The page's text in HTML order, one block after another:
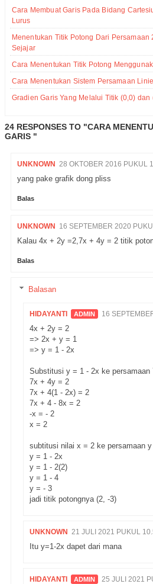
Cara Membuat Garis Pada Bidang
Lurus
Menentukan Titik Potong Dari Persamaan
Sejajar
Cara Menentukan Titik Potong
Cara Menentukan Sistem Persamaan
Gradien Garis Yang Melalui Titik (0,0) dan
24 RESPONSES TO "CARA
GARIS "
UNKNOWN 28 OKTOBER 2016 PUKUL
yang pake grafik dong pliss
Balas
UNKNOWN 16 SEPTEMBER 2020
Kalau 4x + 2y =2,7x + 4y = 2 titik
Balas
Balasan
HIDAYANTI 16
4x + 2y = 2
=> 2x + y = 1
=> y = 1 - 2x
Substitusi y = 1 - 2x ke
7x + 4y = 2
7x + 4(1 - 2x) = 2
7x + 4 - 8x = 2
-x = - 2
x = 2
subtitusi nilai x = 2 ke persamaan
y = 1 - 2x
y = 1 - 2(2)
y = 1 - 4
y = - 3
jadi titik potongnya (2, -3)
UNKNOWN 21 JULI 2021 PUKUL
Itu y=1-2x dapet dari mana
HIDAYANTI 25 JULI 2021